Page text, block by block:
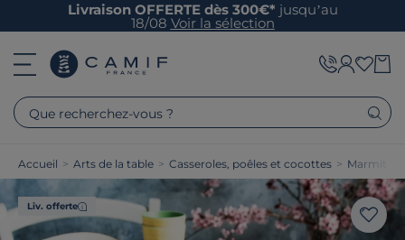
Livraison OFFERTE dès 300€* jusqu’au
18/08 Voir la sélection
Que recherchez-vous ?
Accueil > Arts de la table > Casseroles, poêles et cocottes > Marmites
Liv. offerte